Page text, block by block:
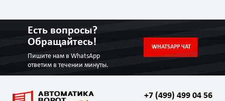
Есть вопросы?
Обращайтесь!
Пишите нам в WhatsApp
ответим в течении минуты.
WHATSAPP ЧАТ
+7 (499) 499 04 56